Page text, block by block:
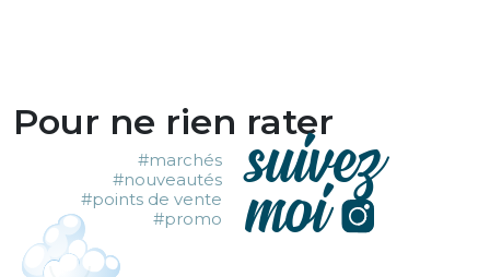
Pour ne rien rater
#marchés
#nouveautés
#points de vente
#promo
suivez
moi